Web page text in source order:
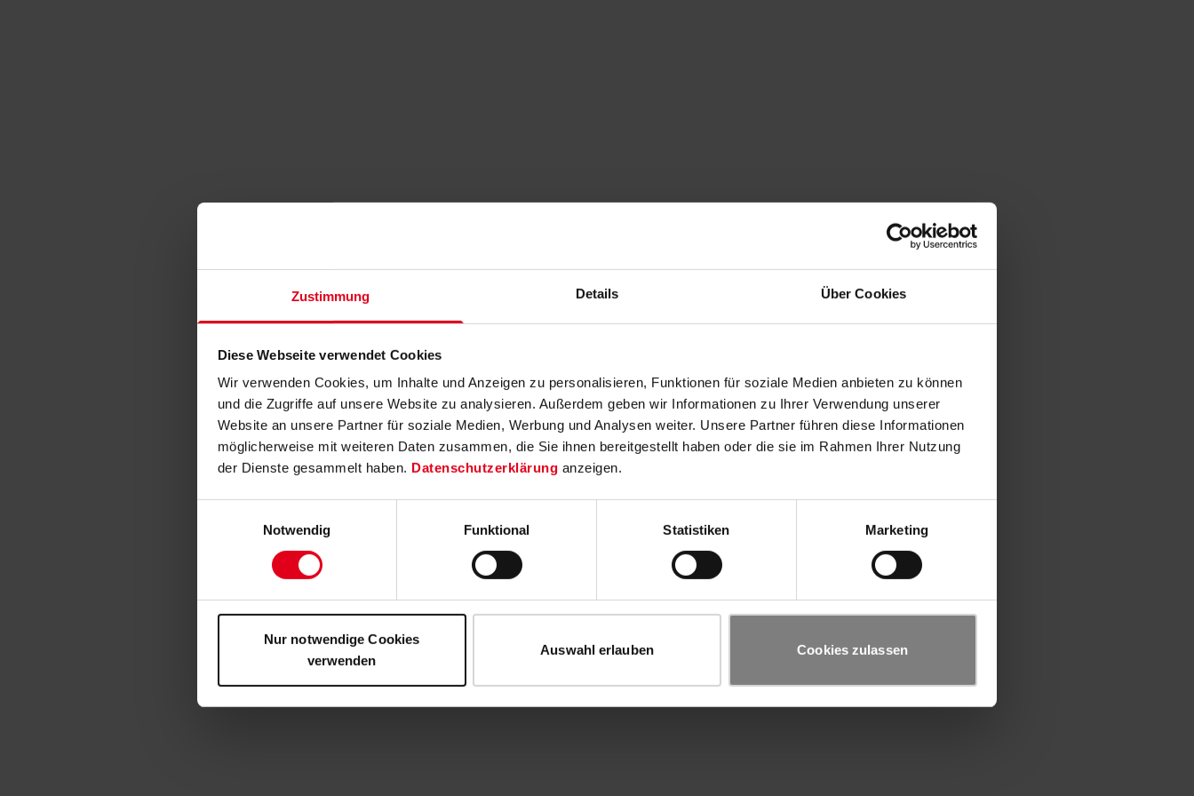
Zustimmung Details Über Cookies
Diese Webseite verwendet Cookies
Wir verwenden Cookies, um Inhalte und Anzeigen zu personalisieren, Funktionen für soziale Medien anbieten zu können
und die Zugriffe auf unsere Website zu analysieren. Außerdem geben wir Informationen zu Ihrer Verwendung unserer
Website an unsere Partner für soziale Medien, Werbung und Analysen weiter. Unsere Partner führen diese Informationen
möglicherweise mit weiteren Daten zusammen, die Sie ihnen bereitgestellt haben oder die sie im Rahmen Ihrer Nutzung
der Dienste gesammelt haben. Datenschutzerklärung anzeigen.
Notwendig
Funktional Statistiken Marketing
Nur notwendige Cookies
verwenden
Auswahl erlauben Cookies zulassen